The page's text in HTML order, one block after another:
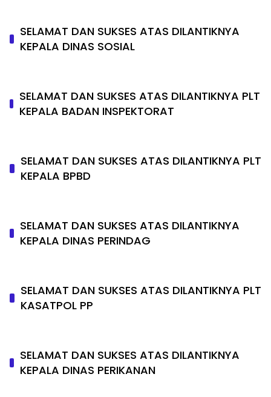
SELAMAT DAN SUKSES ATAS DILANTIKNYA
KEPALA DINAS SOSIAL
SELAMAT DAN SUKSES ATAS DILANTIKNYA PLT
KEPALA BADAN INSPEKTORAT
SELAMAT DAN SUKSES ATAS DILANTIKNYA PLT
KEPALA BPBD
SELAMAT DAN SUKSES ATAS DILANTIKNYA
KEPALA DINAS PERINDAG
SELAMAT DAN SUKSES ATAS DILANTIKNYA PLT
KASATPOL PP
SELAMAT DAN SUKSES ATAS DILANTIKNYA
KEPALA DINAS PERIKANAN